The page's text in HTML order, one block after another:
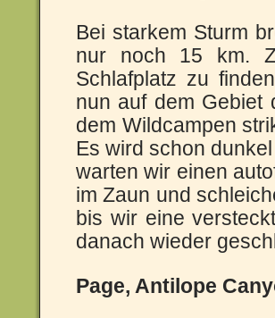
Bei starkem Sturm
nur noch 15 km.
Schlafplatz zu
nun auf dem Gebiet
dem Wildcampen
Es wird schon
warten wir einen
im Zaun und
bis wir eine
danach wieder
Page, Antilope